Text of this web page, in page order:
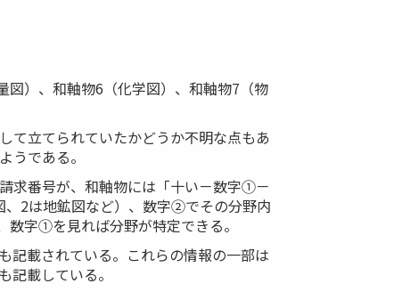
図）、和軸物6（化学図）、和軸物7（物
て立てられていたかどうか不明な点もあ
うである。
求番号が、和軸物には「十い－数字①－
2は地鉱図など）、数字②でその分野内
字①を見れば分野が特定できる。
記載されている。これらの情報の一部は
載している。